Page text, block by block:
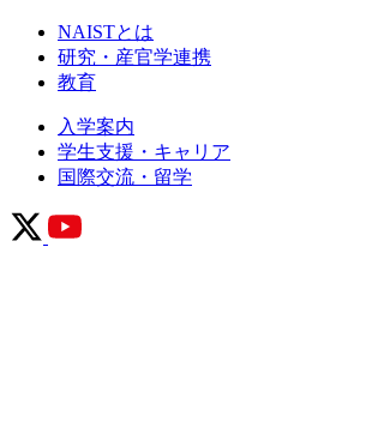
NAISTとは
研究・産官学連携
教育
入学案内
学生支援・キャリア
国際交流・留学